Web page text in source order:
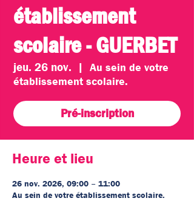
établissement
scolaire - GUERBET
jeu. 26 nov.
  |
Au sein de votre
établissement scolaire.
Pré-inscription
Heure et lieu
26 nov. 2026, 09:00 – 11:00
Au sein de votre établissement scolaire.